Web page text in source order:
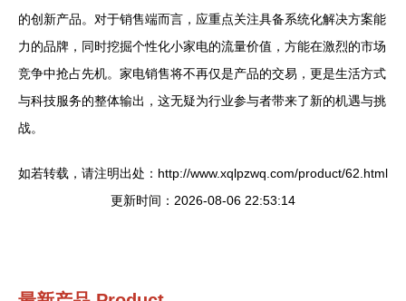
的创新产品。对于销售端而言，应重点关注具备系统化解决方案能
力的品牌，同时挖掘个性化小家电的流量价值，方能在激烈的市场
竞争中抢占先机。家电销售将不再仅是产品的交易，更是生活方式
与科技服务的整体输出，这无疑为行业参与者带来了新的机遇与挑
战。
如若转载，请注明出处：http://www.xqlpzwq.com/product/62.html
更新时间：2026-08-06 22:53:14